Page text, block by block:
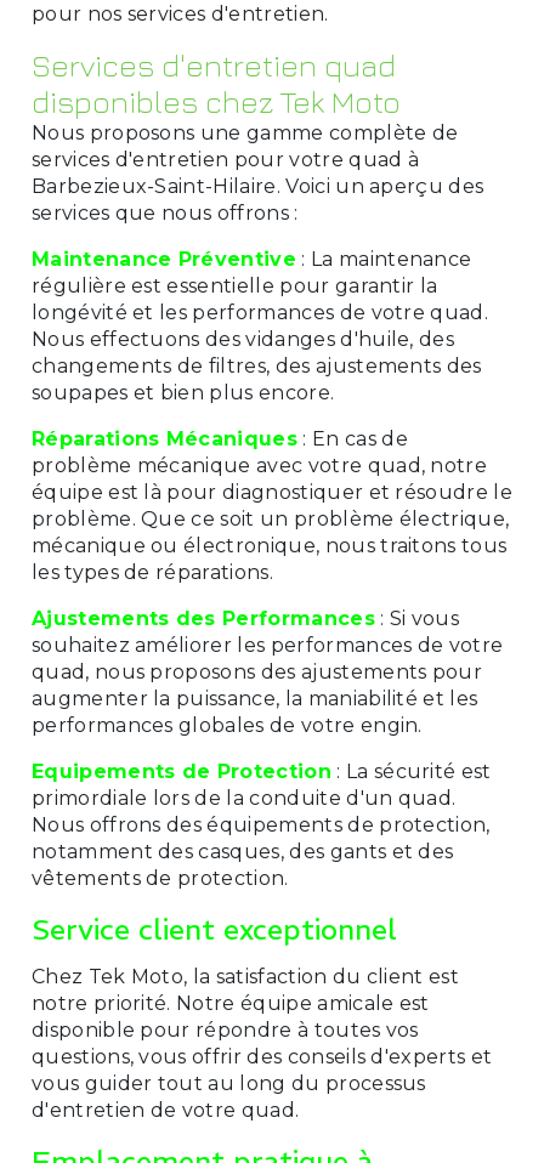
pour nos services d'entretien.
Services d'entretien quad
disponibles chez Tek Moto
Nous proposons une gamme complète de
services d'entretien pour votre quad à
Barbezieux-Saint-Hilaire. Voici un aperçu des
services que nous offrons :
Maintenance Préventive : La maintenance
régulière est essentielle pour garantir la
longévité et les performances de votre quad.
Nous effectuons des vidanges d'huile, des
changements de filtres, des ajustements des
soupapes et bien plus encore.
Réparations Mécaniques : En cas de
problème mécanique avec votre quad, notre
équipe est là pour diagnostiquer et résoudre le
problème. Que ce soit un problème électrique,
mécanique ou électronique, nous traitons tous
les types de réparations.
Ajustements des Performances: Si vous
souhaitez améliorer les performances de votre
quad, nous proposons des ajustements pour
augmenter la puissance, la maniabilité et les
performances globales de votre engin.
Equipements de Protection : La sécurité est
primordiale lors de la conduite d'un quad.
Nous offrons des équipements de protection,
notamment des casques, des gants et des
vêtements de protection.
Service client exceptionnel
Chez Tek Moto, la satisfaction du client est
notre priorité. Notre équipe amicale est
disponible pour répondre à toutes vos
questions, vous offrir des conseils d'experts et
vous guider tout au long du processus
d'entretien de votre quad.